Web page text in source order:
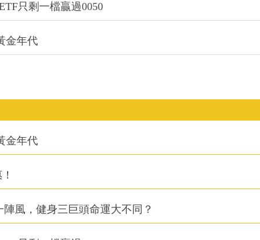
只剩一檔贏過0050
金年代
金年代
風，健身三巨頭命運大不同？